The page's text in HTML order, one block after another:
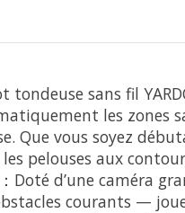
sans fil
les zones
Que vous soyez
pelouses aux
d’une caméra
courants —